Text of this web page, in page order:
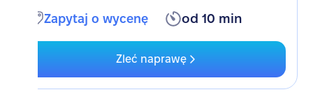
Zapytaj o wycenę od 10 min
Zleć naprawę